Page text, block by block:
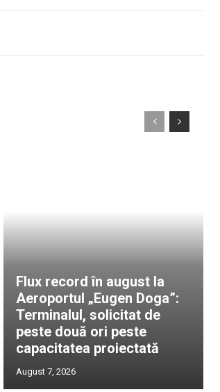
Flux record în august la
Aeroportul „Eugen Doga”:
Terminalul, solicitat de
peste două ori peste
capacitatea proiectată
August 7, 2026